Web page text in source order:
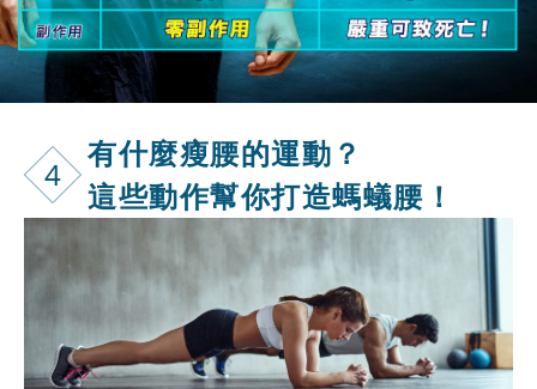
4
有什麼瘦腰的運動？
這些動作幫你打造螞蟻腰！